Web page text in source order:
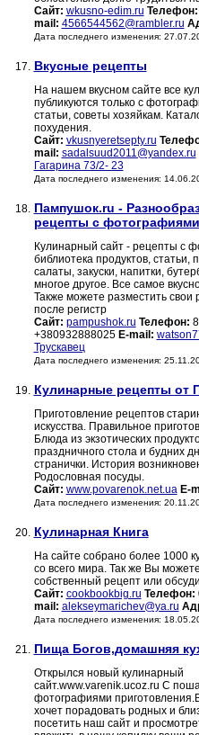
Сайт: wkusno-edim.ru Телефон:
mail: 4566544562@rambler.ru
Дата последнего изменения:
17. Вкусные рецепты
На нашем вкусном сайте все
публикуются только с
статьи, советы хозяйкам.
похудения.
Сайт: vkusnyeretsepty.ru
mail: sadalsuud2011@yandex.ru
Гагарина 73/2- 23
Дата последнего изменения:
18. Пампушок.ru -
рецепты с фотографиями
Кулинарный сайт - рецепты с
библиотека продуктов, статьи,
салаты, закуски, напитки,
многое другое. Все самое
Также можете разместить свои
после регистр
Сайт: pampushok.ru Телефон:
+380932888025 E-mail:
Трускавец
Дата последнего изменения:
19. Кулинарные рецепты от
Приготовление рецептов
искусства. Правильное
Блюда из экзотических
праздничного стола и будних
странички. История
Родословная посуды.
Сайт: www.povarenok.net.ua E-
Дата последнего изменения:
20. Кулинарная Книга
На сайте собрано более 1000
со всего мира. Так же Вы
собственный рецепт или
Сайт: cookbookbig.ru Телефон:
mail: alekseymarichev@ya.ru
Дата последнего изменения:
21. Пища Богов,домашняя
Открылся новый кулинарный
сайт.www.varenik.ucoz.ru С
фотографиями
хочет порадовать родных и
посетить наш сайт и